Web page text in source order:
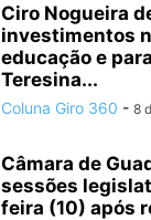
Ciro Nogueira
investimentos
educação e
Teresina...
Coluna Giro 360 - 8
Câmara de
sessões
feira (10) após